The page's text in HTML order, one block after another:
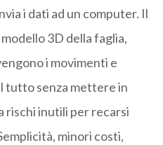
i dati ad un computer. Il
3D della faglia,
i movimenti e
tutto senza mettere in
rischi inutili per recarsi
minori costi,